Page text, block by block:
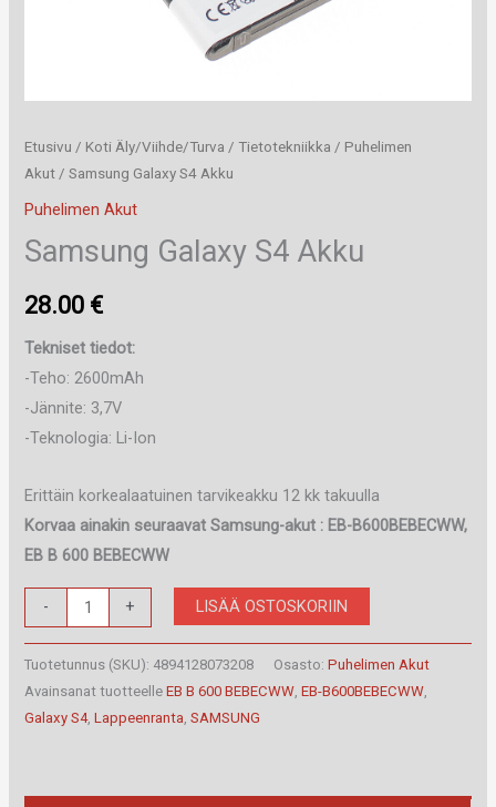
Etusivu / Koti Äly/Viihde/Turva /Tietotekniikka / Puhelimen
Akut / Samsung Galaxy S4 Akku
Puhelimen Akut
Samsung Galaxy S4 Akku
28.00 €
Tekniset tiedot:
-Teho: 2600mAh
-Jännite: 3,7V
-Teknologia: Li-Ion
Erittäin korkealaatuinen tarvikeakku 12 kk takuulla
Korvaa ainakin seuraavat Samsung-akut : EB-B600BEBECWW,
EB B 600 BEBECWW
-
Samsung
Galaxy
S4
Akku
määrä
+ LISÄÄ OSTOSKORIIN
Tuotetunnus (SKU): 4894128073208 Osasto:Puhelimen Akut
Avainsanat tuotteelleEB B 600 BEBECWW ,EB-B600BEBECWW
Galaxy S4,Lappeenranta ,SAMSUNG